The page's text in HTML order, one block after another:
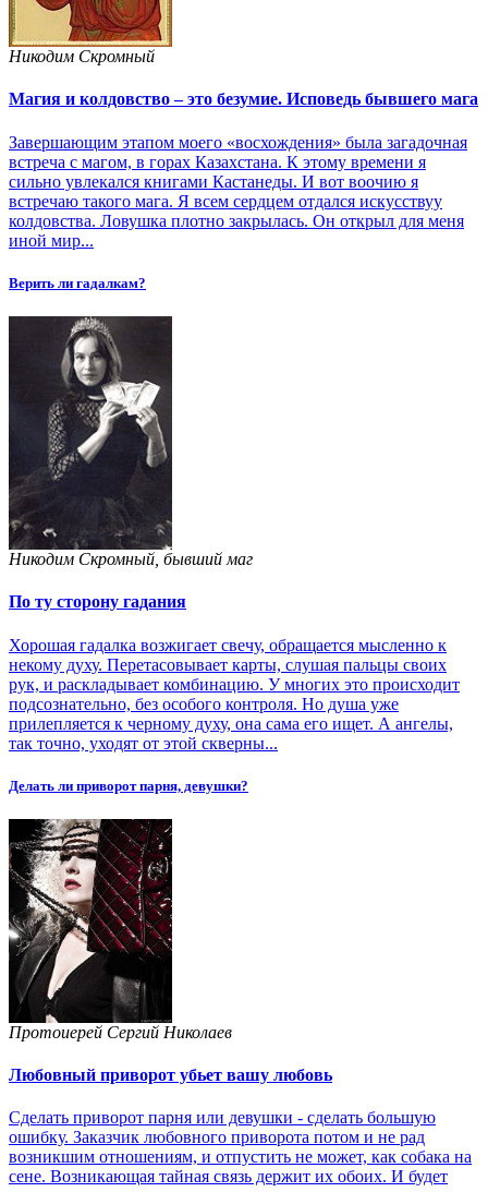
Никодим Скромный
Магия и колдовство – это безумие. Исповедь бывшего мага
Завершающим этапом моего «восхождения» была загадочная
встреча с магом, в горах Казахстана. К этому времени я
сильно увлекался книгами Кастанеды. И вот воочию я
встречаю такого мага. Я всем сердцем отдался искусствуу
колдовства. Ловушка плотно закрылась. Он открыл для меня
иной мир...
Верить ли гадалкам?
Никодим Скромный, бывший маг
По ту сторону гадания
Хорошая гадалка возжигает свечу, обращается мысленно к
некому духу. Перетасовывает карты, слушая пальцы своих
рук, и раскладывает комбинацию. У многих это происходит
подсознательно, без особого контроля. Но душа уже
прилепляется к черному духу, она сама его ищет. А ангелы,
так точно, уходят от этой скверны...
Делать ли приворот парня, девушки?
Протоиерей Сергий Николаев
Любовный приворот убьет вашу любовь
Сделать приворот парня или девушки - сделать большую
ошибку. Заказчик любовного приворота потом и не рад
возникшим отношениям, и отпустить не может, как собака на
сене. Возникающая тайная связь держит их обоих. И будет